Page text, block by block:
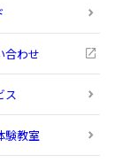
合わせ
ス
験教室